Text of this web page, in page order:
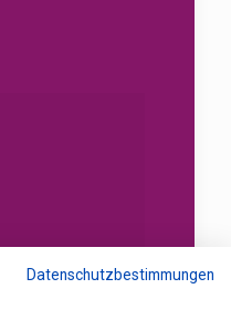
Datenschutzbestimmungen